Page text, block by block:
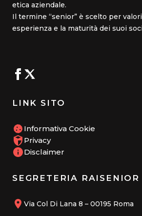
etica aziendale.
Il termine “senior” è scelto per
esperienza e la maturità dei suoi
LINK SITO
Informativa Cookie
Privacy
Disclaimer
SEGRETERIA RAISENIOR
Via Col Di Lana 8 – 00195 Roma